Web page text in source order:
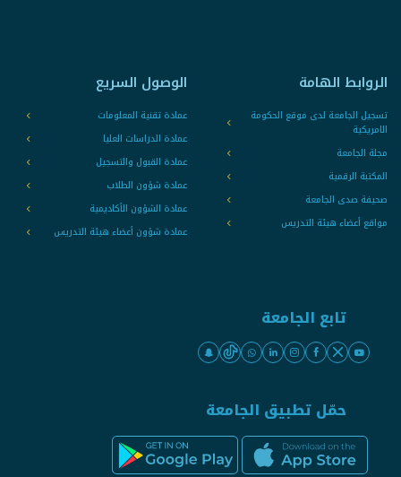
الروابط الهامة
تسجيل الجامعة لدى موقع الحكومة
الامريكية
مجلة الجامعة
المكتبة الرقمية
صحيفة صدى الجامعة
مواقع أعضاء هيئة التدريس
الوصول السريع
عمادة تقنية المعلومات
عمادة الدراسات العليا
عمادة القبول والتسجيل
عمادة شؤون الطلاب
عمادة الشؤون الأكاديمية
عمادة شؤون أعضاء هيئة التدريس
تابع الجامعة
حمّل تطبيق الجامعة